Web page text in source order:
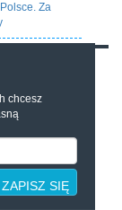
Za
chcesz
ZAPISZ SIĘ